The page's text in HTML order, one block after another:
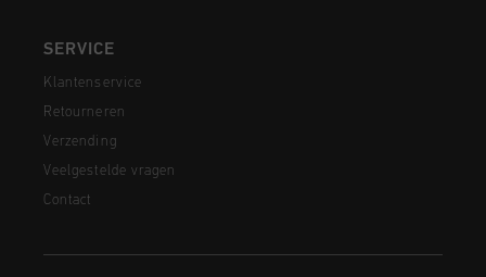
SERVICE
Klantenservice
Retourneren
Verzending
Veelgestelde vragen
Contact